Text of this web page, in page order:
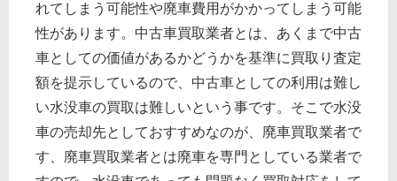
れてしまう可能性や廃車費用がかかってしまう可能
性があります。中古車買取業者とは、あくまで中古
車としての価値があるかどうかを基準に買取り査定
額を提示しているので、中古車としての利用は難し
い水没車の買取は難しいという事です。そこで水没
車の売却先としておすすめなのが、廃車買取業者で
す、廃車買取業者とは廃車を専門としている業者で